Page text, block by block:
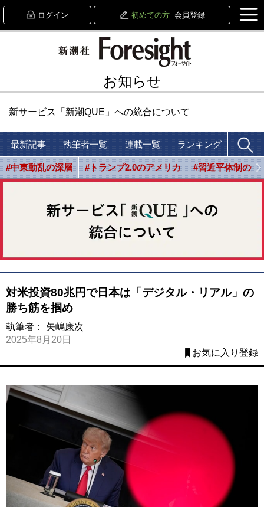
ログイン 初めての方 会員登録
お知らせ
新サービス「新潮QUE」への統合について
最新記事 執筆者一覧 連載一覧 ランキング
#中東動乱の深層 #トランプ2.0のアメリカ #習近平体制の光
対米投資80兆円で日本は「デジタル・リアル」の
勝ち筋を掴め
執筆者： 矢嶋康次
2025年8月20日
お気に入り登録